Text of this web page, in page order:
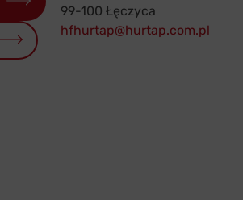
99-100 Łęczyca
hfhurtap@hurtap.com.pl